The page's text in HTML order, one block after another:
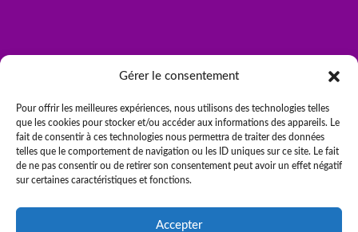
Gérer le consentement
Pour offrir les meilleures expériences, nous utilisons des technologies telles
que les cookies pour stocker et/ou accéder aux informations des appareils. Le
fait de consentir à ces technologies nous permettra de traiter des données
telles que le comportement de navigation ou les ID uniques sur ce site. Le fait
de ne pas consentir ou de retirer son consentement peut avoir un effet négatif
sur certaines caractéristiques et fonctions.
Accepter